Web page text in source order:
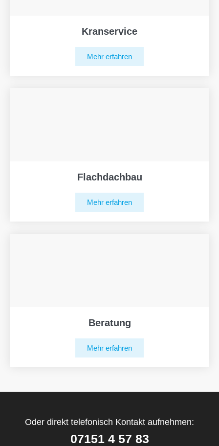
Kranservice
Mehr erfahren
Flachdachbau
Mehr erfahren
Beratung
Mehr erfahren
Oder direkt telefonisch Kontakt aufnehmen:
07151 4 57 83